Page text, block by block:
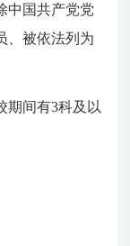
中国共产党党
、被依法列为
期间有3科及以